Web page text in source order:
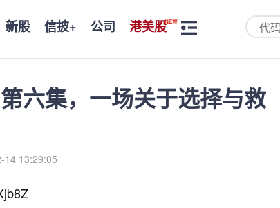
新股 信披+ 公司 港美股
六集，一场关于选择与救
14 13:29:05